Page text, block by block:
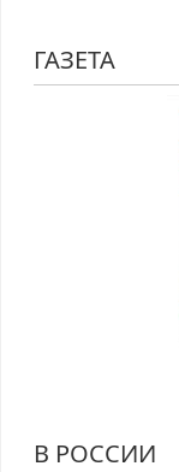
ГАЗЕТА
В РОССИИ